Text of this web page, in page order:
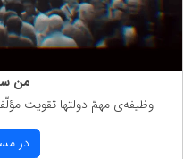
من
وظیفه‌ی مهمّ دولتها تقویت
در